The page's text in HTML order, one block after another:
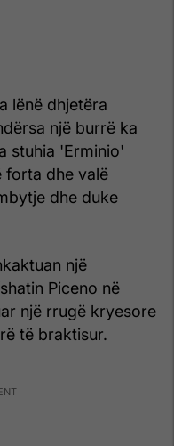
lënë dhjetëra
një burrë ka
stuhia 'Erminio'
forta dhe valë
dhe duke
një
Piceno në
një rrugë kryesore
të braktisur.